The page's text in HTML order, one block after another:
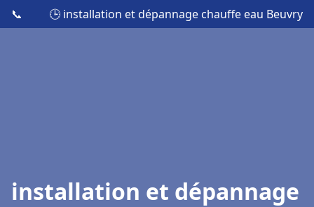
📞 🕒 installation et dépannage chauffe eau Beuvry
installation et dépannage